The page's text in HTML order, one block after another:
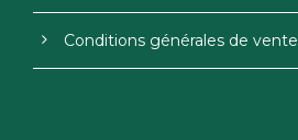
Conditions générales de vente